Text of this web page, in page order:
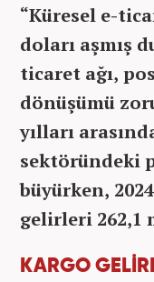
“Küresel e-
doları aşmış
ticaret ağı,
dönüşümü
yılları
sektöründeki
büyürken,
gelirleri 262,1
KARGO